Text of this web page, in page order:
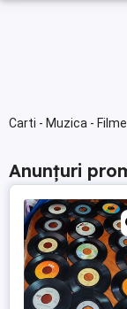
Carti - Muzica -
Anunțuri